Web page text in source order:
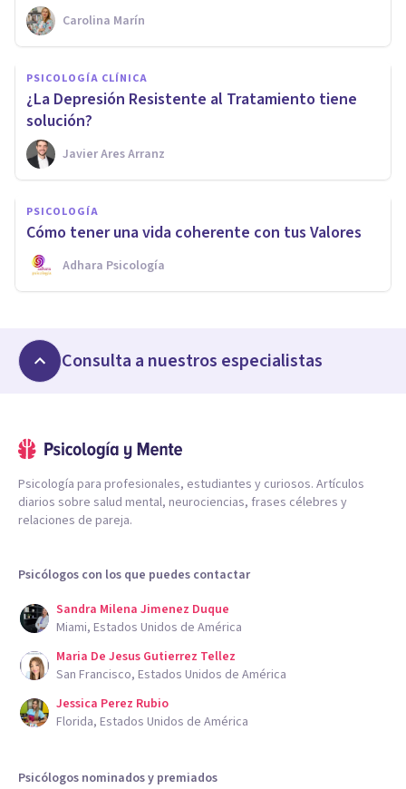
Carolina Marín
PSICOLOGÍA CLÍNICA
¿La Depresión Resistente al Tratamiento tiene
solución?
Javier Ares Arranz
PSICOLOGÍA
Cómo tener una vida coherente con tus Valores
Adhara Psicología
Consulta a nuestros especialistas
Psicología para profesionales, estudiantes y curiosos. Artículos
diarios sobre salud mental, neurociencias, frases célebres y
relaciones de pareja.
Psicólogos con los que puedes contactar
Sandra Milena Jimenez Duque
Miami, Estados Unidos de América
Maria De Jesus Gutierrez Tellez
San Francisco, Estados Unidos de América
Jessica Perez Rubio
Florida, Estados Unidos de América
Psicólogos nominados y premiados